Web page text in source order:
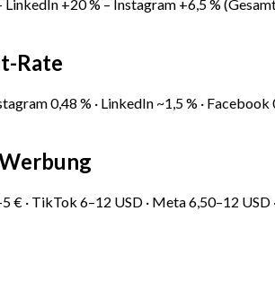
+20 % – Instagram +6,5 %
Rate
0,48 % · LinkedIn ~1,5 % · Facebook
€ · TikTok 6–12 USD · Meta 6,50–12 USD